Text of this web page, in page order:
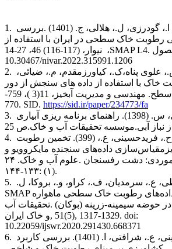
1. گودرزی، ل.، هلالی، ج. . (1401)بررسی
رطوبت خاک سطحی در ایران با استفاده از
SMAP L4.،
10.30467/nivar.2022.315991.1206
2. علوی پناه،ک.، کیاورزمقدم، م.، ضیائی،
رطوبت خاک با استفاده از داده های سنجش از دور
و سامانه بیلان انرژی سطح. مهندسی و مدیریت آبخیز، 11(3 )، 759-
770. SID. https://sid.ir/paper/234773/fa
3. جعفری، ح.، غالبی، س. (1398). راهنمای برنامه ریزی آبیاری
4. فرخی، م.، انصاری،ح.، فریدحسینی، ع.، (399). تخمین رطوبت
داده‌های سنجنده مایکروویو و
دشت رفسنجان .
علوم آب و خاک. ۲۴
(۱) :۱۳۳-۱۴۴.
5.
ع.، سرمدیان، ف.، کراو، و.، بروکا، ل.
SMAP
حوضه سیمینه-زرینه (بوکان) .تحقیقات آب
و خاک ایران, 51(5), 1317-1329. doi:
10.22059/ijswr.2020.291430.668371
6. کرموند، ع.، حسینی، ع.، شرافتی، ا. (1401). بررسی کاربرد